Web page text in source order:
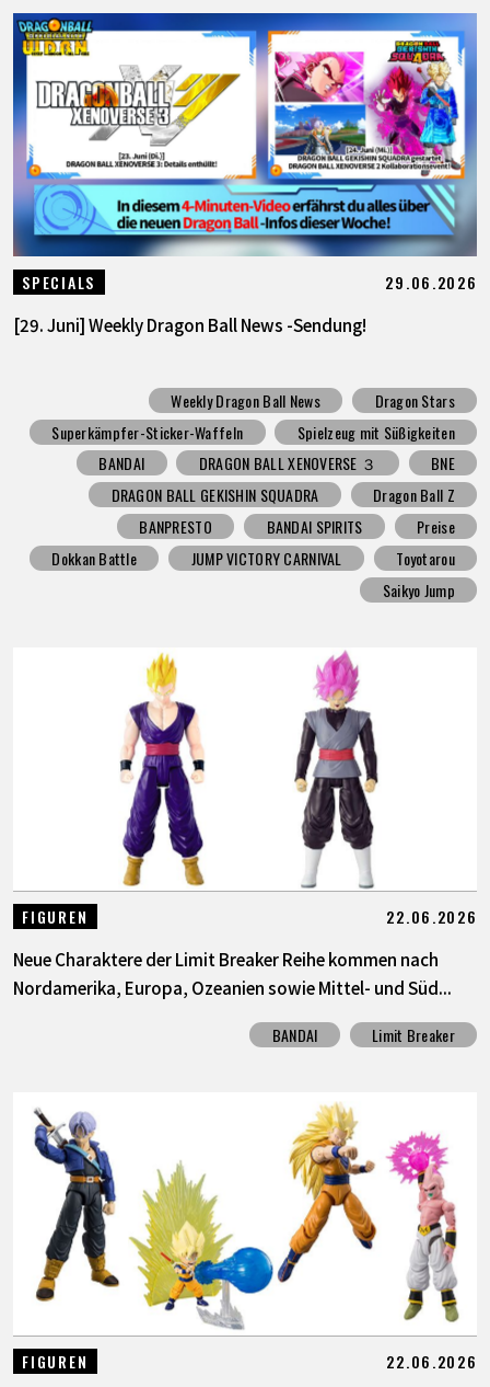
SPECIALS 29.06.2026
[29. Juni] Weekly Dragon Ball News -Sendung!
Weekly Dragon Ball News
Dragon Stars
Superkämpfer-Sticker-Waffeln
Spielzeug mit Süßigkeiten
BANDAI
DRAGON BALL XENOVERSE ３
BNE
DRAGON BALL GEKISHIN SQUADRA
Dragon Ball Z
BANPRESTO
BANDAI SPIRITS
Preise
Dokkan Battle
JUMP VICTORY CARNIVAL
Toyotarou
Saikyo Jump
FIGUREN 22.06.2026
Neue Charaktere der Limit Breaker Reihe kommen nach
Nordamerika, Europa, Ozeanien sowie Mittel- und Süd...
BANDAI Limit Breaker
FIGUREN 22.06.2026